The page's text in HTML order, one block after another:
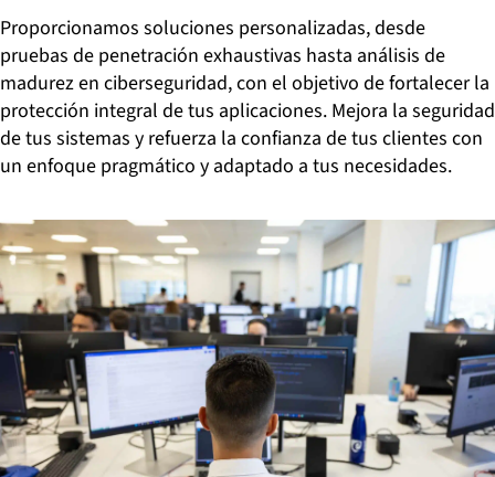
Proporcionamos soluciones personalizadas, desde
pruebas de penetración exhaustivas hasta análisis de
madurez en ciberseguridad, con el objetivo de fortalecer la
protección integral de tus aplicaciones. Mejora la seguridad
de tus sistemas y refuerza la confianza de tus clientes con
un enfoque pragmático y adaptado a tus necesidades.